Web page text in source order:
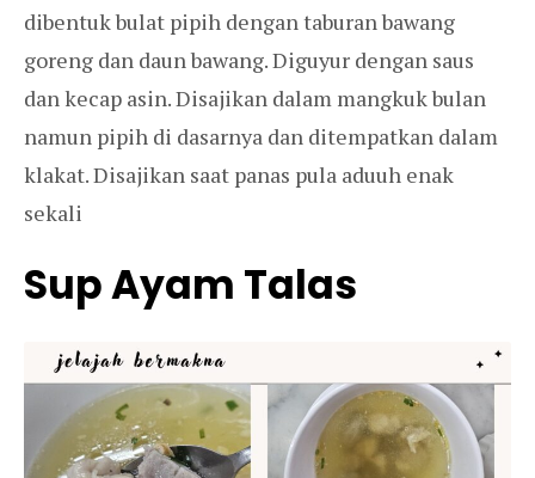
dibentuk bulat pipih dengan taburan bawang
goreng dan daun bawang. Diguyur dengan saus
dan kecap asin. Disajikan dalam mangkuk bulan
namun pipih di dasarnya dan ditempatkan dalam
klakat. Disajikan saat panas pula aduuh enak
sekali
Sup Ayam Talas